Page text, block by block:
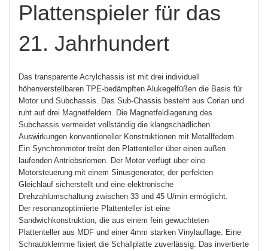
Plattenspieler für das
21. Jahrhundert
Das transparente Acrylchassis ist mit drei individuell
höhenverstellbaren TPE-bedämpften Alukegelfüßen die Basis für
Motor und Subchassis. Das Sub-Chassis besteht aus Corian und
ruht auf drei Magnetfeldern. Die Magnetfeldlagerung des
Subchassis vermeidet vollständig die klangschädlichen
Auswirkungen konventioneller Konstruktionen mit Metallfedern.
Ein Synchronmotor treibt den Plattenteller über einen außen
laufenden Antriebsriemen. Der Motor verfügt über eine
Motorsteuerung mit einem Sinusgenerator, der perfekten
Gleichlauf sicherstellt und eine elektronische
Drehzahlumschaltung zwischen 33 und 45 U/min ermöglicht.
Der resonanzoptimierte Plattenteller ist eine
Sandwichkonstruktion, die aus einem fein gewuchteten
Plattenteller aus MDF und einer 4mm starken Vinylauflage. Eine
Schraubklemme fixiert die Schallplatte zuverlässig. Das invertierte